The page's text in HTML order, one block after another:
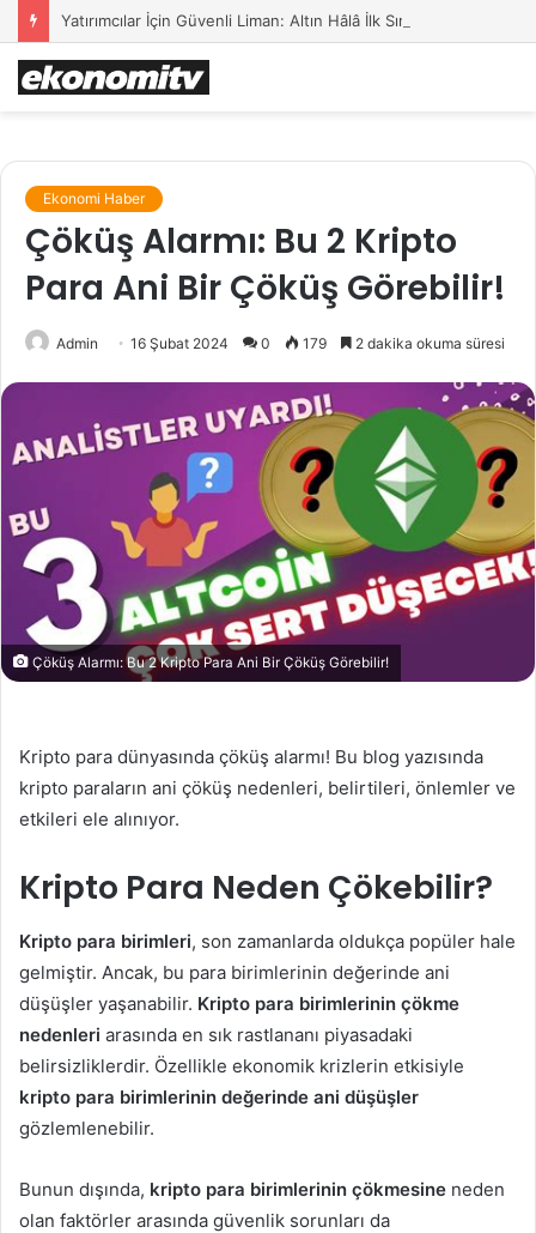
Yatırımcılar İçin Güvenli Liman: Altın Hâlâ İlk Sırada mı?
Ekonomi Haber
Çöküş Alarmı: Bu 2 Kripto
Para Ani Bir Çöküş Görebilir!
Admin 16 Şubat 2024 0 179 2 dakika okuma süresi
Çöküş Alarmı: Bu 2 Kripto Para Ani Bir Çöküş Görebilir!
Kripto para dünyasında çöküş alarmı! Bu blog yazısında
kripto paraların ani çöküş nedenleri, belirtileri, önlemler ve
etkileri ele alınıyor.
Kripto Para Neden Çökebilir?
Kripto para birimleri, son zamanlarda oldukça popüler hale
gelmiştir. Ancak, bu para birimlerinin değerinde ani
düşüşler yaşanabilir. Kripto para birimlerinin çökme
nedenleri arasında en sık rastlananı piyasadaki
belirsizliklerdir. Özellikle ekonomik krizlerin etkisiyle
kripto para birimlerinin değerinde ani düşüşler
gözlemlenebilir.
Bunun dışında, kripto para birimlerinin çökmesine neden
olan faktörler arasında güvenlik sorunları da